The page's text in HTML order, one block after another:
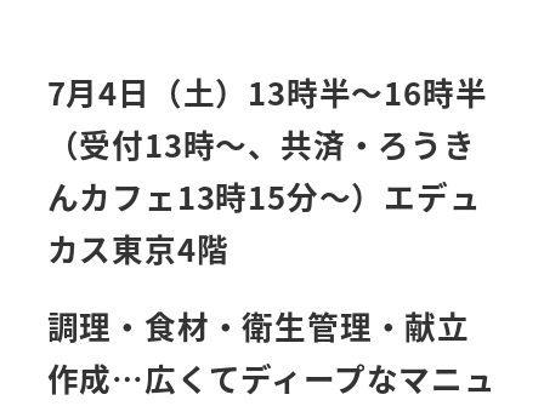
7月4日（土）13時半～16時半
（受付13時～、共済・ろうき
んカフェ13時15分～）エデュ
カス東京4階
調理・食材・衛生管理・献立
作成…広くてディープなマニュ